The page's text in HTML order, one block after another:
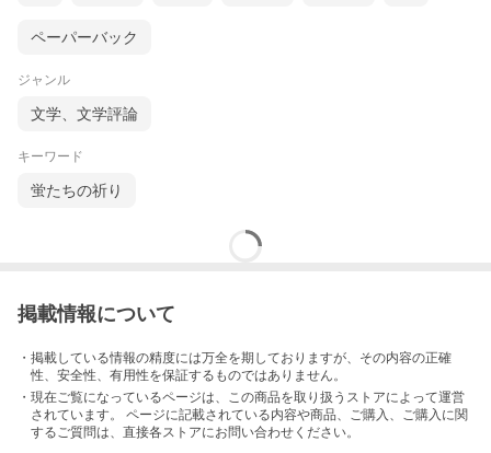
ペーパーバック
ジャンル
文学、文学評論
キーワード
蛍たちの祈り
掲載情報について
・掲載している情報の精度には万全を期しておりますが、その内容の正確
性、安全性、有用性を保証するものではありません。
・現在ご覧になっているページは、この商品を取り扱うストアによって運営
されています。 ページに記載されている内容や商品、ご購入 、ご購入に関
するご質問は、直接各ストアにお問い合わせください。